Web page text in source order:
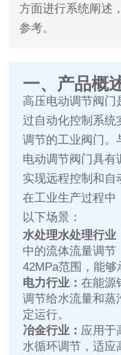
方面进行系统阐述
参考。
一、产品概
高压电动调节阀门
过自动化控制系统
调节的工业阀门。
电动调节阀门具有
实现远程控制和自
在工业生产过程中
以下场景：
水处理水处理行业
中的流体流量调节
42MPa范围，能够
电力行业：在能源
调节给水流量和蒸
定运行。
冶金行业： 应用于
水循环调节，适应